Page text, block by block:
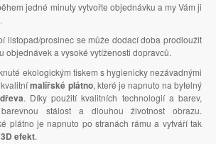
jedné minuty vytvořte objednávku a my Vám ji
.
listopad/prosinec se může dodací doba prodloužit
objednávek a vysoké vytíženosti dopravců.
ekologickým tiskem s hygienicky nezávadnými
kvalitnímalířské plátno, které je napnuto na bytelný
. Díky použití kvalitních technologií a barev,
stálost a dlouhou životnost obrazu.
plátno je napnuto po stranách rámu a vytváří tak
3D efekt.